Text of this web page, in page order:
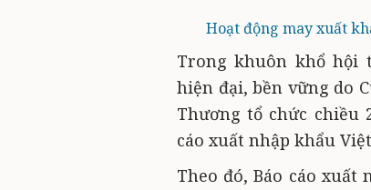
Hoạt động may xuất
Trong khuôn khổ hội
hiện đại, bền vững do
Thương tổ chức chiều
cáo xuất nhập khẩu
Theo đó, Báo cáo xuất